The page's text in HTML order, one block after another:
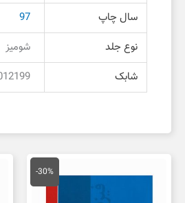
سال چاپ
97
نوع جلد
شومیز
شابک
-30%
اصلی
45,000 تومان
قیمت
فعلی